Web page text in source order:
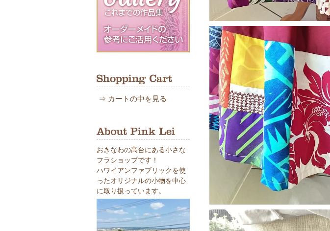
⇒ カートの中を見る
おきなわの高台にある小さな
フラショップです！
ハワイアンファブリックを使
ったオリジナルの小物を中心
に取り扱っています。